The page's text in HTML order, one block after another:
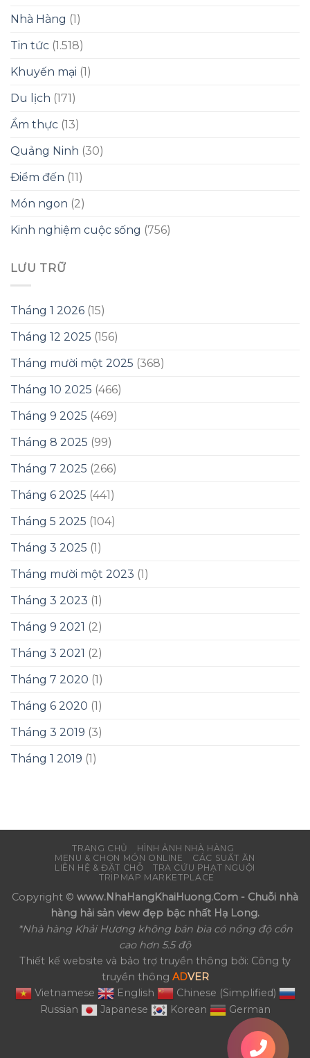
Nhà Hàng (1)
Tin tức (1.518)
Khuyến mại (1)
Du lịch (171)
Ẩm thực (13)
Quảng Ninh (30)
Điểm đến (11)
Món ngon (2)
Kinh nghiệm cuộc sống (756)
LƯU TRỮ
Tháng 1 2026 (15)
Tháng 12 2025 (156)
Tháng mười một 2025 (368)
Tháng 10 2025 (466)
Tháng 9 2025 (469)
Tháng 8 2025 (99)
Tháng 7 2025 (266)
Tháng 6 2025 (441)
Tháng 5 2025 (104)
Tháng 3 2025 (1)
Tháng mười một 2023 (1)
Tháng 3 2023 (1)
Tháng 9 2021 (2)
Tháng 3 2021 (2)
Tháng 7 2020 (1)
Tháng 6 2020 (1)
Tháng 3 2019 (3)
Tháng 1 2019 (1)
TRANG CHỦ
HÌNH ẢNH NHÀ HÀNG
MENU & CHỌN MÓN ONLINE
CÁC SUẤT ĂN
LIÊN HỆ & ĐẶT CHỖ
TRA CỨU PHẠT NGUỘI
TRIPMAP MARKETPLACE
Copyright © www.NhaHangKhaiHuong.Com - Chuỗi nhà
hàng hải sản view đẹp bậc nhất Hạ Long.
*Nhà hàng Khải Hương không bán bia có nồng độ cồn
cao hơn 5.5 độ
Thiết kế website và bảo trợ truyền thông bởi: Công ty
truyền thông ADVER
Vietnamese
English
Chinese (Simplified)
Russian
Japanese Korean German